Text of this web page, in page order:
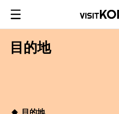
目的地
目的地